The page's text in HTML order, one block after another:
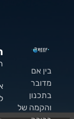
בין אם
מדובר
בתכנון
והקמה של